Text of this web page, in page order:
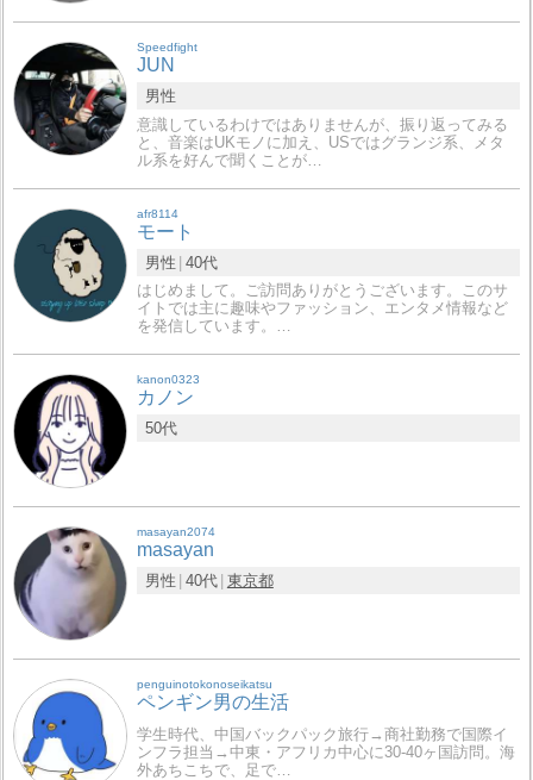
Speedfight
JUN
男性
意識しているわけではありませんが、振り返ってみる
と、音楽はUKモノに加え、USではグランジ系、メタ
ル系を好んで聞くことが…
afr8114
モート
男性 40代
はじめまして。ご訪問ありがとうございます。このサ
イトでは主に趣味やファッション、エンタメ情報など
を発信しています。…
kanon0323
カノン
50代
masayan2074
masayan
男性 40代 東京都
penguinotokonoseikatsu
ペンギン男の生活
学生時代、中国バックパック旅行→商社勤務で国際イ
ンフラ担当→中東・アフリカ中心に30-40ヶ国訪問。海
外あちこちで、足で…